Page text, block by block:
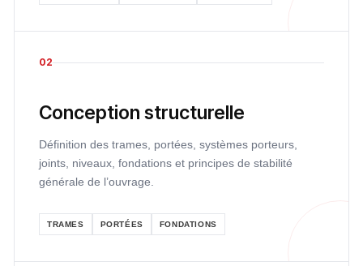
02
Conception structurelle
Définition des trames, portées, systèmes porteurs,
joints, niveaux, fondations et principes de stabilité
générale de l’ouvrage.
TRAMES PORTÉES FONDATIONS